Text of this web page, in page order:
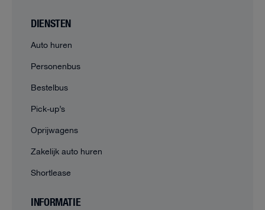
DIENSTEN
Auto huren
Personenbus
Bestelbus
Pick-up’s
Oprijwagens
Zakelijk auto huren
Shortlease
INFORMATIE